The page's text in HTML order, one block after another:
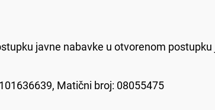
javne nabavke u otvorenom
Matični broj: 08055475